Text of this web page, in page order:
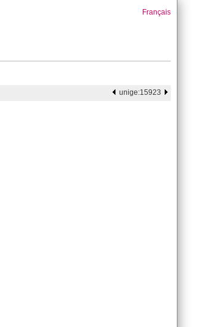
Français
unige:15923